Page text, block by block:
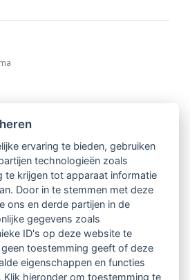
de LVSC-
met o.a.:
TsvB-artikelen
vlak van professioneel
ervaring te bieden, gebruiken
technologieën zoals
te krijgen tot apparaat informatie
Door in te stemmen met deze
ons en derde partijen in de
gegevens zoals
ID's op deze website te
toestemming geeft of deze
eigenschappen en functies
Klik hieronder om toestemming te